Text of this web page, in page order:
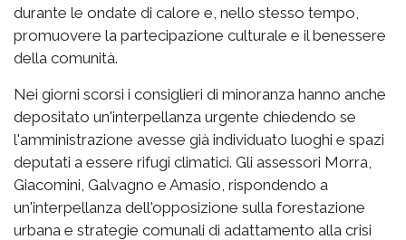
durante le ondate di calore e, nello stesso tempo,
promuovere la partecipazione culturale e il benessere
della comunità.
Nei giorni scorsi i consiglieri di minoranza hanno anche
depositato un'interpellanza urgente chiedendo se
l'amministrazione avesse già individuato luoghi e spazi
deputati a essere rifugi climatici. Gli assessori Morra,
Giacomini, Galvagno e Amasio, rispondendo a
un'interpellanza dell'opposizione sulla forestazione
urbana e strategie comunali di adattamento alla crisi